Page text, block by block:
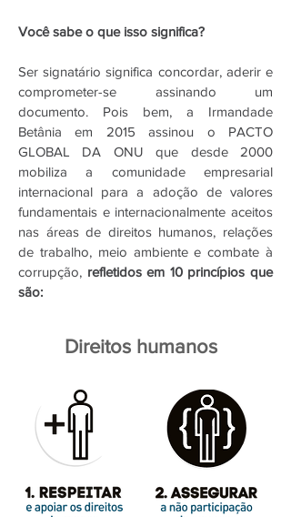
Você sabe o que isso significa?
Ser signatário significa concordar, aderir e
comprometer-se assinando um
documento. Pois bem, a Irmandade
Betânia em 2015 assinou o PACTO
GLOBAL DA ONU que desde 2000
mobiliza a comunidade empresarial
internacional para a adoção de valores
fundamentais e internacionalmente aceitos
nas áreas de direitos humanos, relações
de trabalho, meio ambiente e combate à
corrupção, refletidos em 10 princípios que
são:
Direitos humanos